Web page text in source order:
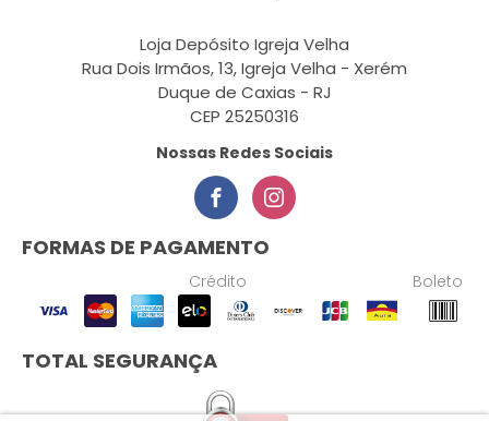
Loja Depósito Igreja Velha
Rua Dois Irmãos, 13, Igreja Velha - Xerém
Duque de Caxias - RJ
CEP 25250316
Nossas Redes Sociais
FORMAS DE PAGAMENTO
Crédito Boleto
TOTAL SEGURANÇA